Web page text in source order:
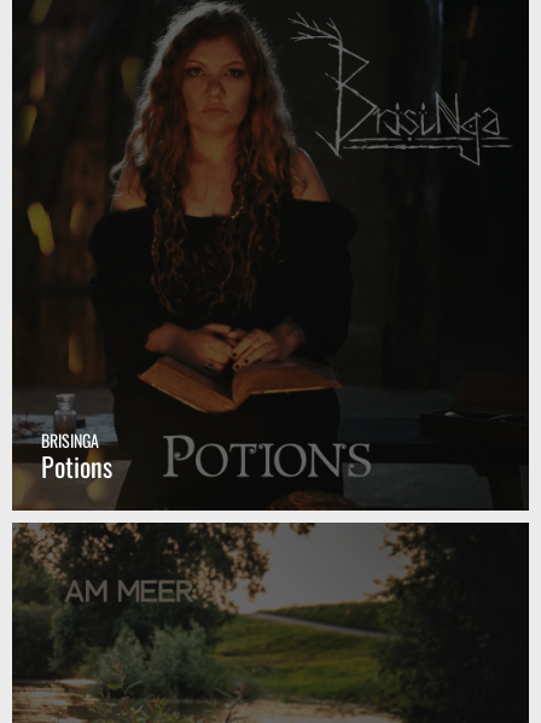
BRISINGA
Potions